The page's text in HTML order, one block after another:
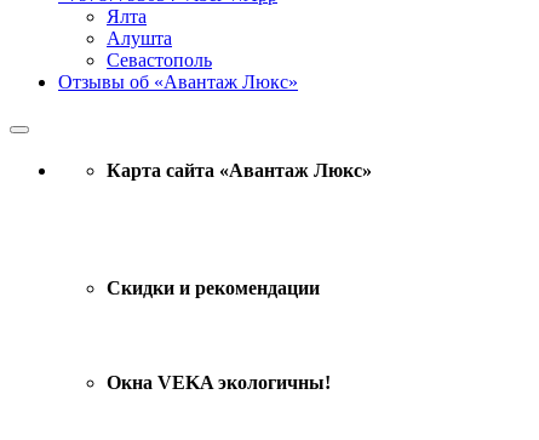
Ялта
Алушта
Севастополь
Отзывы об «Авантаж Люкс»
Карта сайта «Авантаж Люкс»
Скидки и рекомендации
Окна VEKA экологичны!